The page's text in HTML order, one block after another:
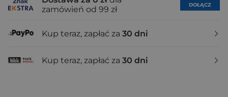
zamówień od 99 zł
DOŁĄCZ
Kup teraz, zapłać za 30 dni
Kup teraz, zapłać za 30 dni